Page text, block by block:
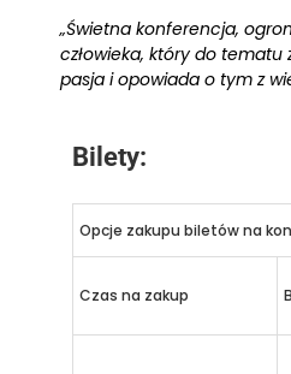
„Świetna konferencja,
człowieka, który do
pasja i opowiada o tym z
Bilety:
Opcje zakupu biletów na
Czas na zakup